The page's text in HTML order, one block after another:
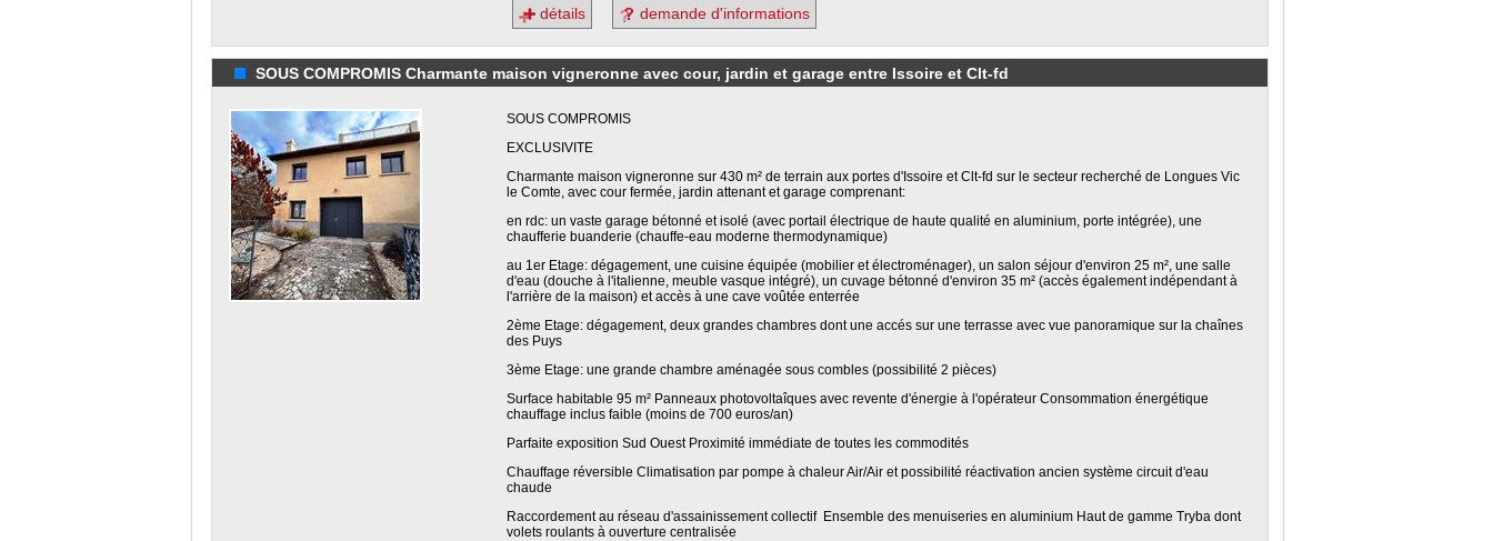
détails demande d'informations
SOUS COMPROMIS Charmante maison vigneronne avec cour, jardin et garage entre Issoire et Clt-fd
SOUS COMPROMIS
EXCLUSIVITE
Charmante maison vigneronne sur 430 m² de terrain aux portes d'Issoire et Clt-fd sur le secteur recherché de Longues Vic
le Comte, avec cour fermée, jardin attenant et garage comprenant:
en rdc: un vaste garage bétonné et isolé (avec portail électrique de haute qualité en aluminium, porte intégrée), une
chaufferie buanderie (chauffe-eau moderne thermodynamique)
au 1er Etage: dégagement, une cuisine équipée (mobilier et électroménager), un salon séjour d'environ 25 m², une salle
d'eau (douche à l'italienne, meuble vasque intégré), un cuvage bétonné d'environ 35 m² (accès également indépendant à
l'arrière de la maison) et accès à une cave voûtée enterrée
2ème Etage: dégagement, deux grandes chambres dont une accés sur une terrasse avec vue panoramique sur la chaînes
des Puys
3ème Etage: une grande chambre aménagée sous combles (possibilité 2 pièces)
Surface habitable 95 m² Panneaux photovoltaîques avec revente d'énergie à l'opérateur Consommation énergétique
chauffage inclus faible (moins de 700 euros/an)
Parfaite exposition Sud Ouest Proximité immédiate de toutes les commodités
Chauffage réversible Climatisation par pompe à chaleur Air/Air et possibilité réactivation ancien système circuit d'eau
chaude
Raccordement au réseau d'assainissement collectif Ensemble des menuiseries en aluminium Haut de gamme Tryba dont
volets roulants à ouverture centralisée